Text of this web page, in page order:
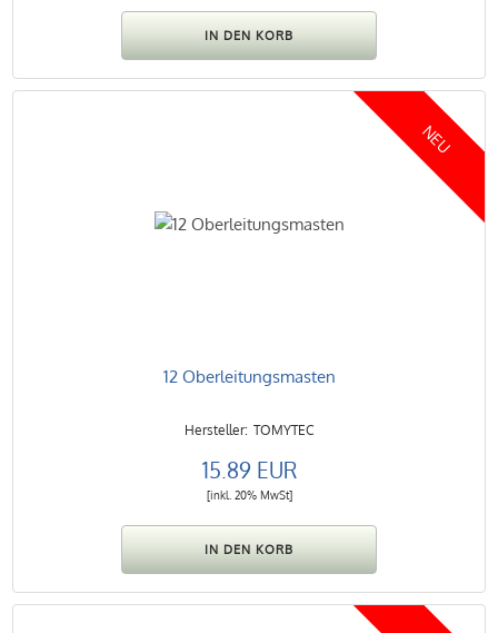
NEU
12 Oberleitungsmasten
TOMYTEC
15.89 EUR
[inkl. 20% MwSt]